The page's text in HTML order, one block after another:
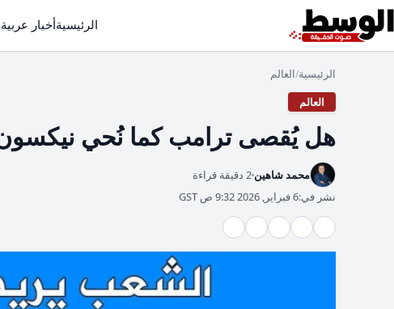
الرئيسيةأخبار عربية
الرئيسية/العالم
العالم
هل يُقصى ترامب كما نُحي
محمد شاهين 2 دقيقة قراءة
نشر في:6 فبراير, 2026 9:32 ص GST